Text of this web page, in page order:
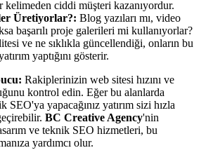
kelimeden ciddi müşteri kazanıyordur.
Üretiyorlar?: Blog yazıları mı, video
başarılı proje galerileri mi kullanıyorlar?
ve ne sıklıkla güncellendiği, onların bu
yaptığını gösterir.
Rakiplerinizin web sitesi hızını ve
kontrol edin. Eğer bu alanlarda
SEO'ya yapacağınız yatırım sizi hızla
BC Creative Agency'nin
ve teknik SEO hizmetleri, bu
yardımcı olur.